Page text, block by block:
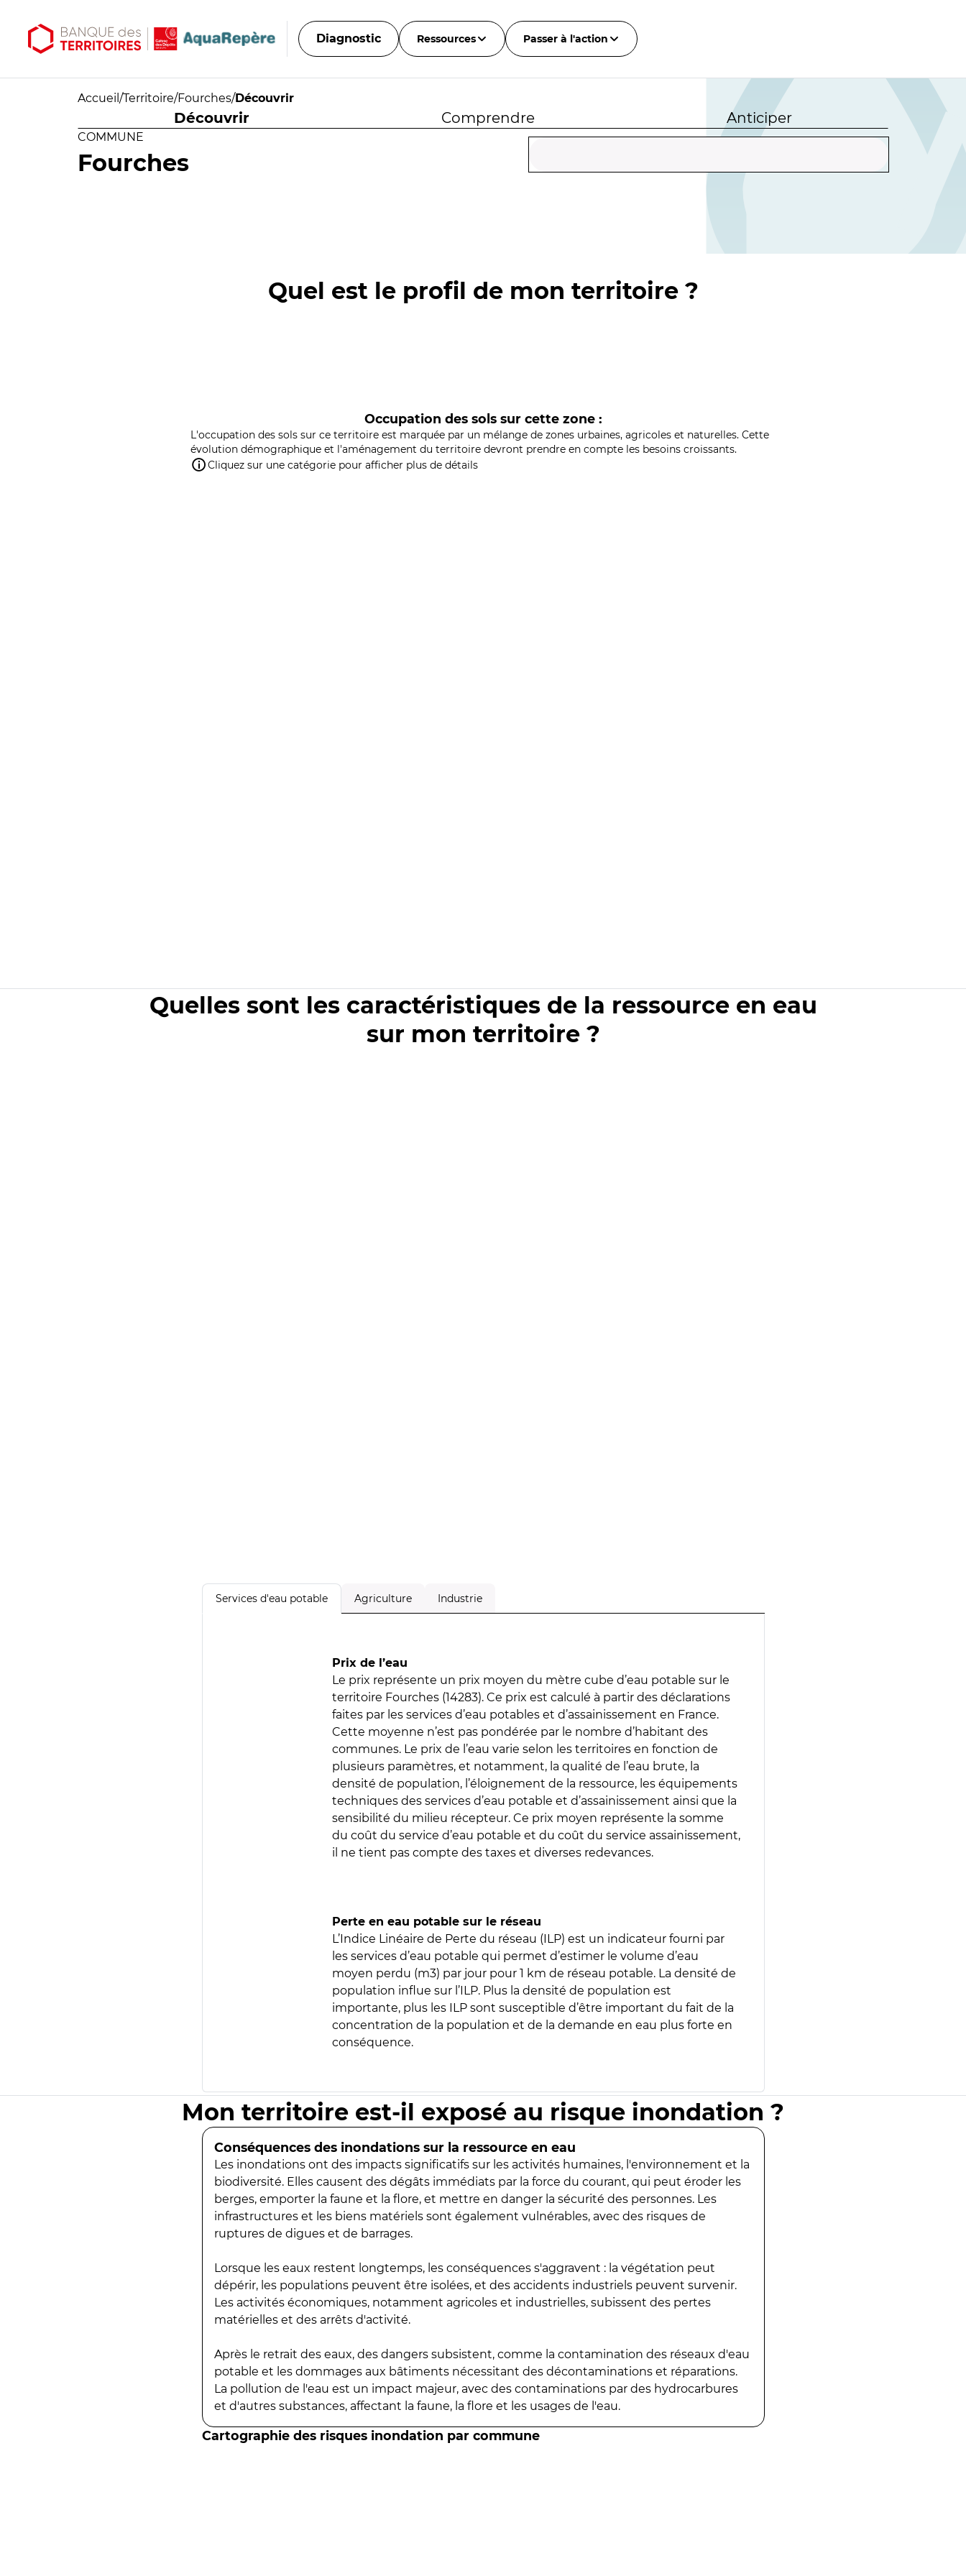
Diagnostic Ressources Passer à l'action
Accueil /Territoire/Fourches/Découvrir
Découvrir Comprendre Anticiper
COMMUNE
Fourches
Quel est le profil de mon territoire ?
Occupation des sols sur cette zone :
L'occupation des sols sur ce territoire est marquée par un mélange de zones urbaines, agricoles et naturelles. Cette
évolution démographique et l'aménagement du territoire devront prendre en compte les besoins croissants.
Cliquez sur une catégorie pour afficher plus de détails
Quelles sont les caractéristiques de la ressource en eau
sur mon territoire ?
Services d'eau potable Agriculture Industrie
Prix de l’eau
Le prix représente un prix moyen du mètre cube d’eau potable sur le
territoire Fourches (14283). Ce prix est calculé à partir des déclarations
faites par les services d’eau potables et d’assainissement en France.
Cette moyenne n’est pas pondérée par le nombre d’habitant des
communes. Le prix de l’eau varie selon les territoires en fonction de
plusieurs paramètres, et notamment, la qualité de l’eau brute, la
densité de population, l’éloignement de la ressource, les équipements
techniques des services d’eau potable et d’assainissement ainsi que la
sensibilité du milieu récepteur. Ce prix moyen représente la somme
du coût du service d’eau potable et du coût du service assainissement,
il ne tient pas compte des taxes et diverses redevances.
Perte en eau potable sur le réseau
L’Indice Linéaire de Perte du réseau (ILP) est un indicateur fourni par
les services d’eau potable qui permet d’estimer le volume d’eau
moyen perdu (m3) par jour pour 1 km de réseau potable. La densité de
population influe sur l’ILP. Plus la densité de population est
importante, plus les ILP sont susceptible d’être important du fait de la
concentration de la population et de la demande en eau plus forte en
conséquence.
Mon territoire est-il exposé au risque inondation ?
Conséquences des inondations sur la ressource en eau
Les inondations ont des impacts significatifs sur les activités humaines, l'environnement et la
biodiversité. Elles causent des dégâts immédiats par la force du courant, qui peut éroder les
berges, emporter la faune et la flore, et mettre en danger la sécurité des personnes. Les
infrastructures et les biens matériels sont également vulnérables, avec des risques de
ruptures de digues et de barrages.
Lorsque les eaux restent longtemps, les conséquences s'aggravent : la végétation peut
dépérir, les populations peuvent être isolées, et des accidents industriels peuvent survenir.
Les activités économiques, notamment agricoles et industrielles, subissent des pertes
matérielles et des arrêts d'activité.
Après le retrait des eaux, des dangers subsistent, comme la contamination des réseaux d'eau
potable et les dommages aux bâtiments nécessitant des décontaminations et réparations.
La pollution de l'eau est un impact majeur, avec des contaminations par des hydrocarbures
et d'autres substances, affectant la faune, la flore et les usages de l'eau.
Cartographie des risques inondation par commune